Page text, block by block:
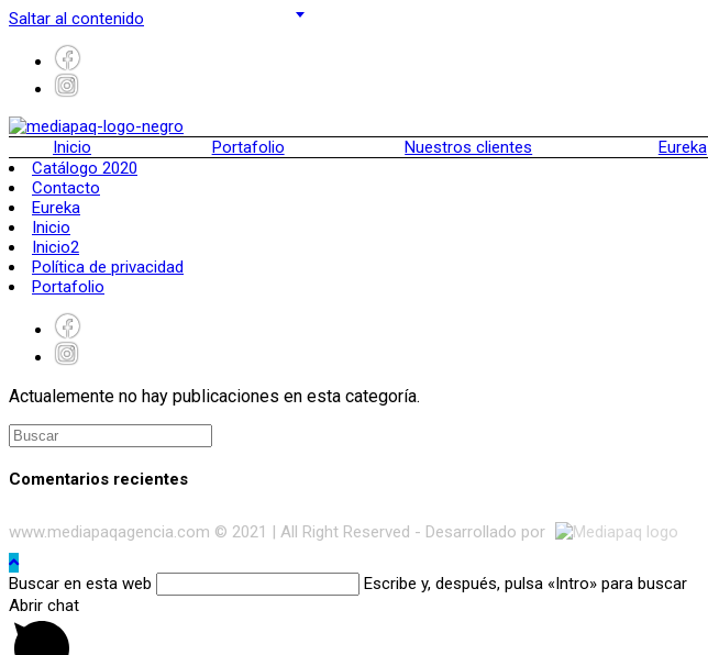
Saltar al contenido
Inicio Portafolio Nuestros clientes Eureka
Catálogo 2020
Contacto
Eureka
Inicio
Inicio2
Política de privacidad
Portafolio
Actualemente no hay publicaciones en esta categoría.
Comentarios recientes
www.mediapaqagencia.com © 2021 | All Right Reserved - Desarrollado por
Buscar en esta web
Escribe y, después, pulsa «Intro» para buscar
Abrir chat